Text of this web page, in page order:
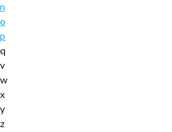
n
o
p
q
v
w
x
y
z